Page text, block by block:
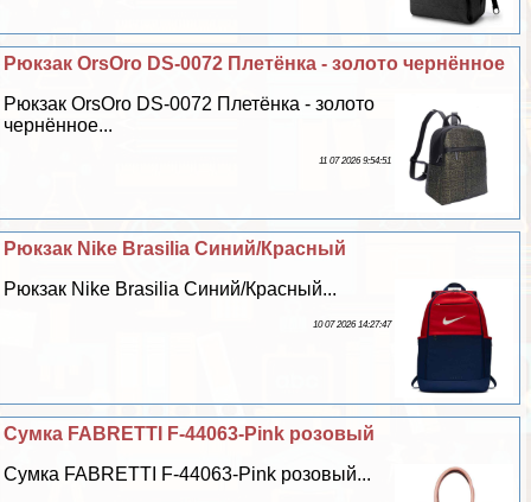
Рюкзак OrsOro DS-0072 Плетёнка - золото чернённое
Рюкзак OrsOro DS-0072 Плетёнка - золото
чернённое...
11 07 2026 9:54:51
Рюкзак Nike Brasilia Синий/Красный
Рюкзак Nike Brasilia Синий/Красный...
10 07 2026 14:27:47
Сумка FABRETTI F-44063-Pink розовый
Сумка FABRETTI F-44063-Pink розовый...